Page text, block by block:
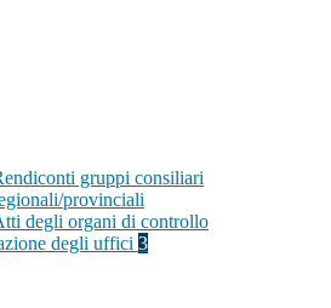
gruppi consiliari
provinciali
degli organi di controllo
degli uffici 3